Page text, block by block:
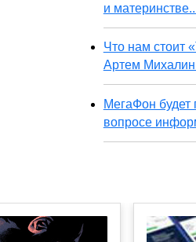
и
Что нам стоит
Артем Михалин
МегаФон будет
вопросе